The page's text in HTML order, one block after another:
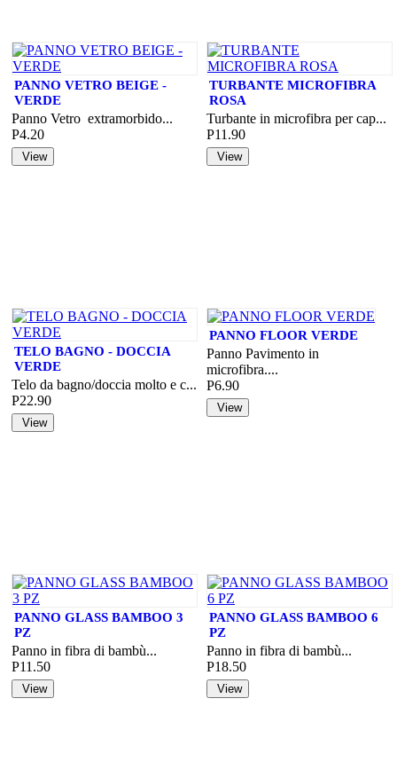
PANNO VETRO BEIGE -
VERDE
Panno Vetro extramorbido...
P4.20
TURBANTE MICROFIBRA
ROSA
Turbante in microfibra per cap...
P11.90
TELO BAGNO - DOCCIA
VERDE
Telo da bagno/doccia molto e c...
P22.90
PANNO FLOOR VERDE
Panno Pavimento in
microfibra....
P6.90
PANNO GLASS BAMBOO 3
PZ
Panno in fibra di bambù...
P11.50
PANNO GLASS BAMBOO 6
PZ
Panno in fibra di bambù...
P18.50